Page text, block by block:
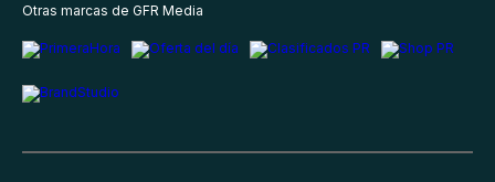
Otras marcas de GFR Media